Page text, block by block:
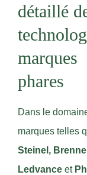
détaillé
marques
phares
Dans le
marques telles
Steinel,
Ledvance et